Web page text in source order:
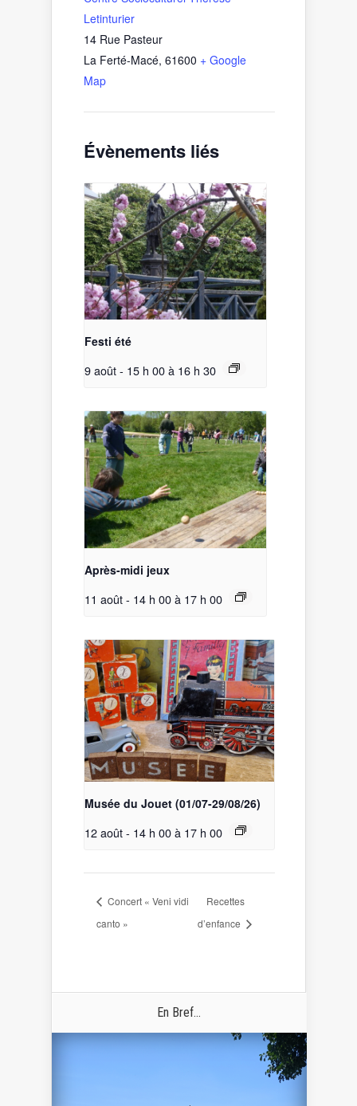
Letinturier
14 Rue Pasteur
La Ferté-Macé, 61600 + Google
Map
Évènements liés
Festi été
9 août - 15 h 00à 16 h 30
Après-midi jeux
11 août - 14 h 00à 17 h 00
Musée du Jouet (01/07-29/08/26)
12 août - 14 h 00à 17 h 00
Concert « Veni vidi
canto »
Recettes
d’enfance
En Bref...